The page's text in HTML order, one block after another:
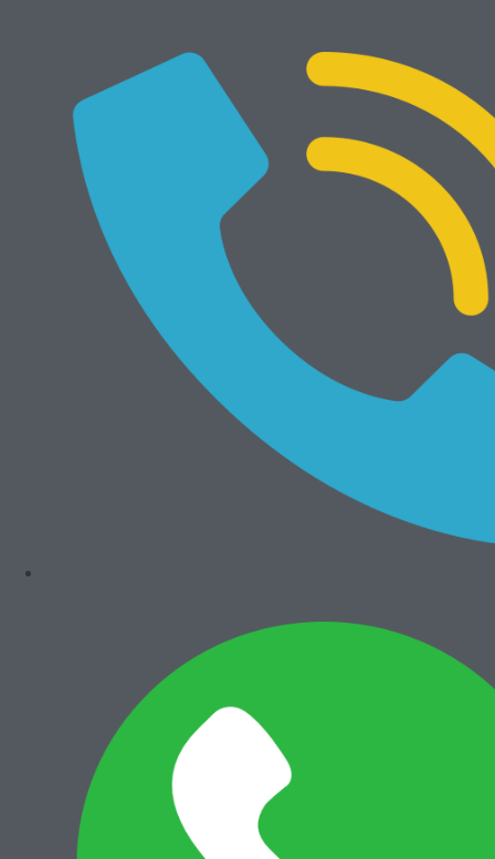
Bantalan Karet Elastomeric Bearing Pad ini dapat diproduksi
dengan kekerasan A Shore dari:
* 50 durometer
* 55 durometer
* 60 durometer
Gada Bina Usaha
Julius Andreas
Mobile : 081 838 66 48-081233069330
Tlep / Fax : 0341 – 795882
E – Mail : gadabinausaha@gmail.com
Website : http://www.bantalanjembatan.blogspot.com
Related Posts
Bengkel Las Bubut
dan Milling
May 12, 2017by
PT ZI-TECHASIA
General Trading
Cor Logam
Previous